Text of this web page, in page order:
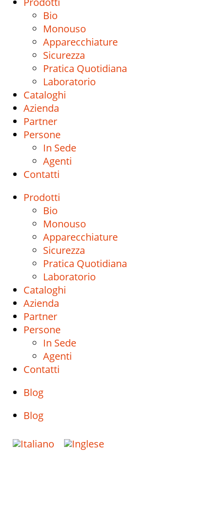
Bio
Monouso
Apparecchiature
Sicurezza
Pratica Quotidiana
Laboratorio
Cataloghi
Azienda
Partner
Persone
In Sede
Agenti
Contatti
Prodotti
Bio
Monouso
Apparecchiature
Sicurezza
Pratica Quotidiana
Laboratorio
Cataloghi
Azienda
Partner
Persone
In Sede
Agenti
Contatti
Blog
Blog